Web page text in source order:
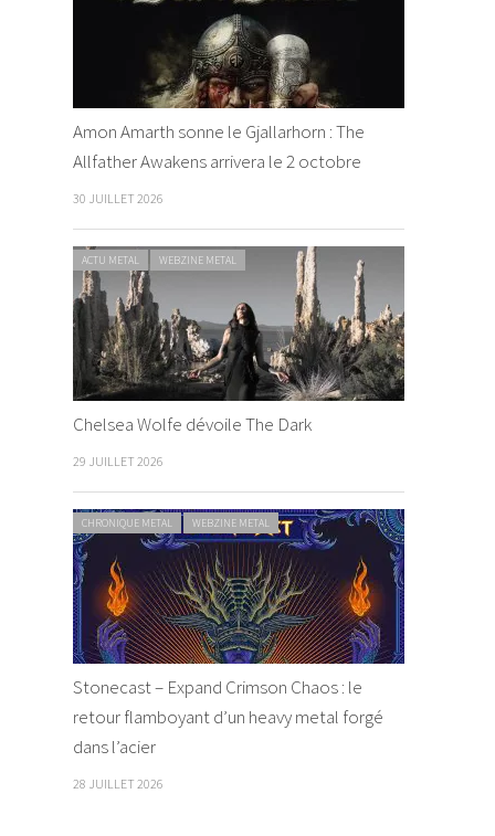
Amon Amarth sonne le Gjallarhorn : The
Allfather Awakens arrivera le 2 octobre
30 JUILLET 2026
ACTU METAL WEBZINE METAL
Chelsea Wolfe dévoile The Dark
29 JUILLET 2026
CHRONIQUE METAL WEBZINE METAL
Stonecast – Expand Crimson Chaos : le
retour flamboyant d’un heavy metal forgé
dans l’acier
28 JUILLET 2026